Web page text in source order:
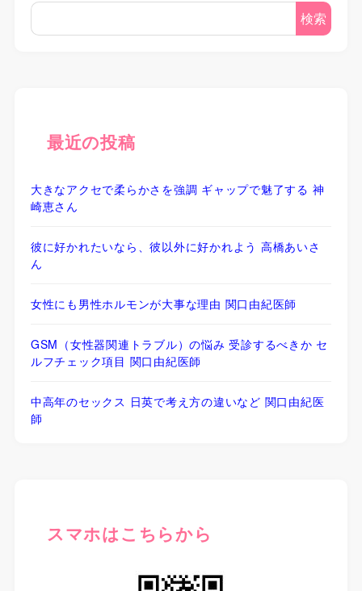
検索
最近の投稿
大きなアクセで柔らかさを強調 ギャップで魅了する 神
崎恵さん
彼に好かれたいなら、彼以外に好かれよう 高橋あいさ
ん
女性にも男性ホルモンが大事な理由 関口由紀医師
GSM（女性器関連トラブル）の悩み 受診するべきか セ
ルフチェック項目 関口由紀医師
中高年のセックス 日英で考え方の違いなど 関口由紀医
師
スマホはこちらから